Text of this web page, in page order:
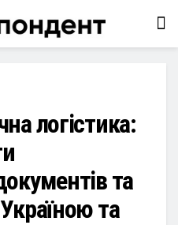
логістика:
та
та